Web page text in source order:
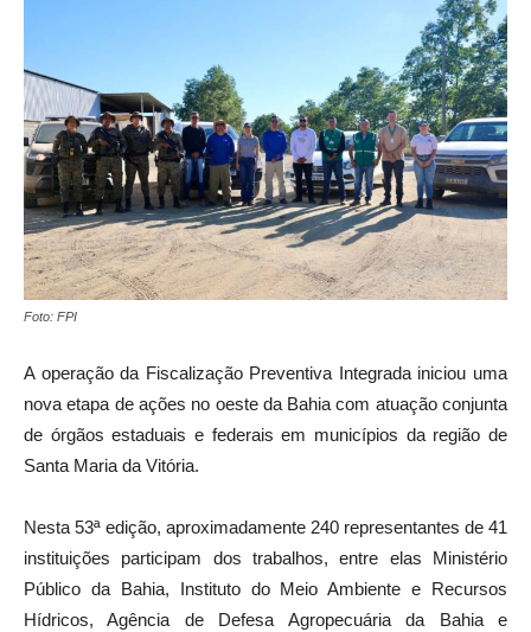
Foto: FPI
A operação da Fiscalização Preventiva Integrada iniciou uma
nova etapa de ações no oeste da Bahia com atuação conjunta
de órgãos estaduais e federais em municípios da região de
Santa Maria da Vitória.
Nesta 53ª edição, aproximadamente 240 representantes de 41
instituições participam dos trabalhos, entre elas Ministério
Público da Bahia, Instituto do Meio Ambiente e Recursos
Hídricos, Agência de Defesa Agropecuária da Bahia e